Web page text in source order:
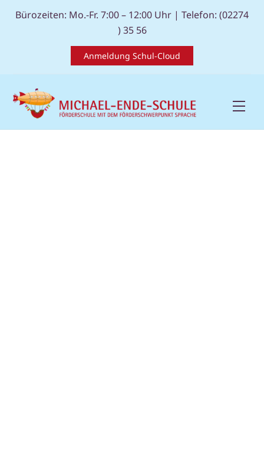
Bürozeiten: Mo.-Fr. 7:00 – 12:00 Uhr | Telefon: (02274
) 35 56
Anmeldung Schul-Cloud